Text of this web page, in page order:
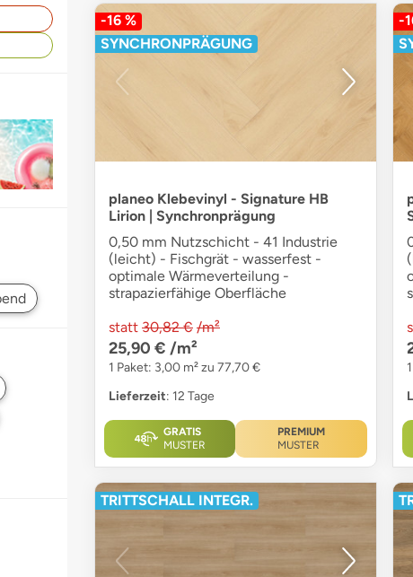
-16 %
SYNCHRONPRÄGUNG
planeo Klebevinyl - Signature HB
Lirion | Synchronprägung
0,50 mm Nutzschicht - 41 Industrie
(leicht) - Fischgrät - wasserfest -
optimale Wärmeverteilung -
strapazierfähige Oberfläche
statt 30,82 € /m²
25,90 € /m²
1 Paket: 3,00 m² zu 77,70 €
Lieferzeit: 12 Tage
GRATIS
MUSTER
PREMIUM
MUSTER
-
TRITTSCHALL INTEGR.